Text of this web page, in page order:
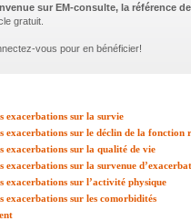
sur EM-consulte, la référence
gratuit.
vous pour en bénéficier!
exacerbations sur la survie
exacerbations sur le déclin de la fonction
exacerbations sur la qualité de vie
exacerbations sur la survenue
exacerbations sur l’activité physique
exacerbations sur les comorbidités